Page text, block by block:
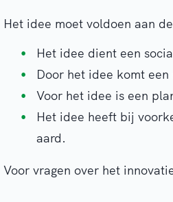
Het idee moet voldoen aan
Het idee dient een
Door het idee komt
Voor het idee is een
Het idee heeft bij
aard.
Voor vragen over het